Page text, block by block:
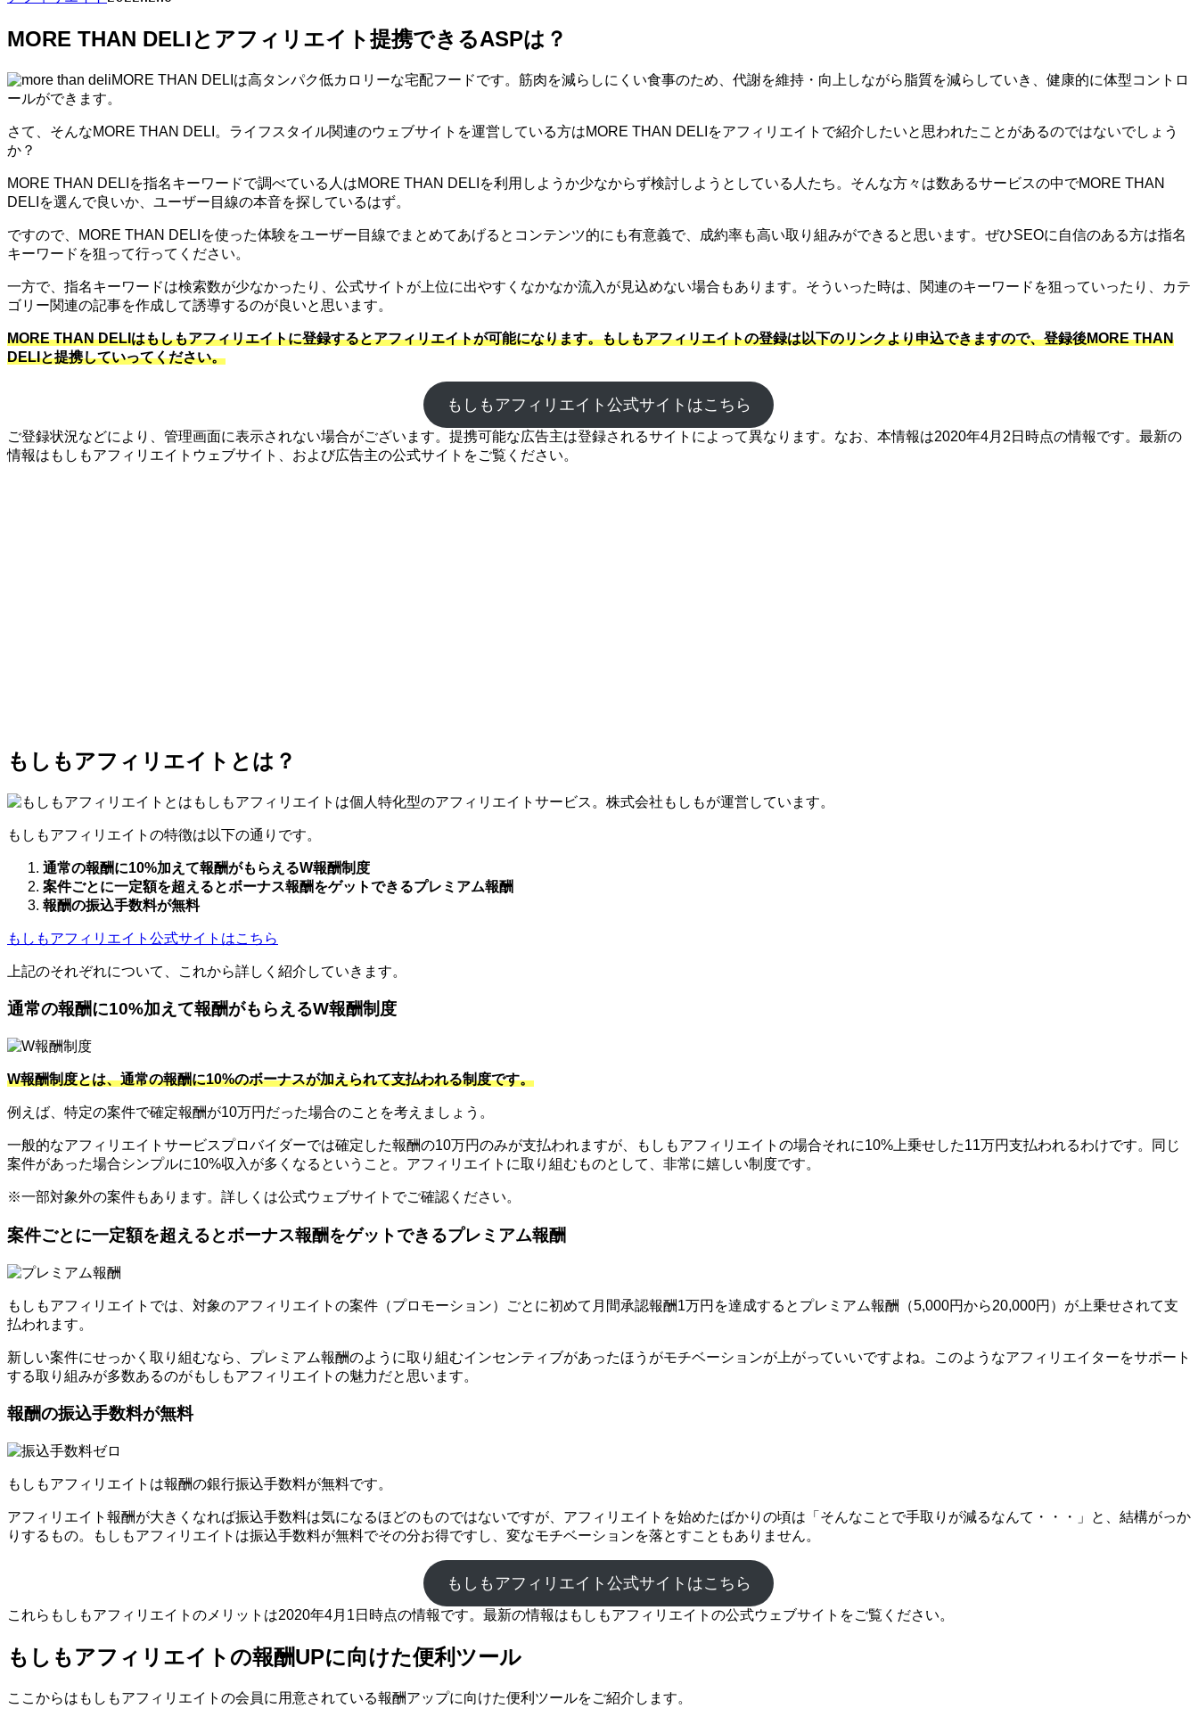
MORE THAN DELIとアフィリエイト提携できるASPは？
MORE THAN DELIは高タンパク低カロリーな宅配フードです。筋肉を減らしにくい食事のため、代謝を維持・向上しながら脂質を減らしていき、健康的に体型コントロ
ールができます。
さて、そんなMORE THAN DELI。ライフスタイル関連のウェブサイトを運営している方はMORE THAN DELIをアフィリエイトで紹介したいと思われたことがあるのではないでしょう
か？
MORE THAN DELIを指名キーワードで調べている人はMORE THAN DELIを利用しようか少なからず検討しようとしている人たち。そんな方々は数あるサービスの中でMORE THAN
DELIを選んで良いか、ユーザー目線の本音を探しているはず。
ですので、MORE THAN DELIを使った体験をユーザー目線でまとめてあげるとコンテンツ的にも有意義で、成約率も高い取り組みができると思います。ぜひSEOに自信のある方は指名
キーワードを狙って行ってください。
一方で、指名キーワードは検索数が少なかったり、公式サイトが上位に出やすくなかなか流入が見込めない場合もあります。そういった時は、関連のキーワードを狙っていったり、カテ
ゴリー関連の記事を作成して誘導するのが良いと思います。
MORE THAN DELIはもしもアフィリエイトに登録するとアフィリエイトが可能になります。もしもアフィリエイトの登録は以下のリンクより申込できますので、登録後MORE THAN
DELIと提携していってください。
もしもアフィリエイト公式サイトはこちら
ご登録状況などにより、管理画面に表示されない場合がございます。提携可能な広告主は登録されるサイトによって異なります。なお、本情報は2020年4月2日時点の情報です。最新の
情報はもしもアフィリエイトウェブサイト、および広告主の公式サイトをご覧ください。
もしもアフィリエイトとは？
もしもアフィリエイトは個人特化型のアフィリエイトサービス。株式会社もしもが運営しています。
もしもアフィリエイトの特徴は以下の通りです。
通常の報酬に10%加えて報酬がもらえるW報酬制度
案件ごとに一定額を超えるとボーナス報酬をゲットできるプレミアム報酬
報酬の振込手数料が無料
もしもアフィリエイト公式サイトはこちら
上記のそれぞれについて、これから詳しく紹介していきます。
通常の報酬に10%加えて報酬がもらえるW報酬制度
W報酬制度とは、通常の報酬に10%のボーナスが加えられて支払われる制度です。
例えば、特定の案件で確定報酬が10万円だった場合のことを考えましょう。
一般的なアフィリエイトサービスプロバイダーでは確定した報酬の10万円のみが支払われますが、もしもアフィリエイトの場合それに10%上乗せした11万円支払われるわけです。同じ
案件があった場合シンプルに10%収入が多くなるということ。アフィリエイトに取り組むものとして、非常に嬉しい制度です。
※一部対象外の案件もあります。詳しくは公式ウェブサイトでご確認ください。
案件ごとに一定額を超えるとボーナス報酬をゲットできるプレミアム報酬
もしもアフィリエイトでは、対象のアフィリエイトの案件（プロモーション）ごとに初めて月間承認報酬1万円を達成するとプレミアム報酬（5,000円から20,000円）が上乗せされて支
払われます。
新しい案件にせっかく取り組むなら、プレミアム報酬のように取り組むインセンティブがあったほうがモチベーションが上がっていいですよね。このようなアフィリエイターをサポート
する取り組みが多数あるのがもしもアフィリエイトの魅力だと思います。
報酬の振込手数料が無料
もしもアフィリエイトは報酬の銀行振込手数料が無料です。
アフィリエイト報酬が大きくなれば振込手数料は気になるほどのものではないですが、アフィリエイトを始めたばかりの頃は「そんなことで手取りが減るなんて・・・」と、結構がっか
りするもの。もしもアフィリエイトは振込手数料が無料でその分お得ですし、変なモチベーションを落とすこともありません。
もしもアフィリエイト公式サイトはこちら
これらもしもアフィリエイトのメリットは2020年4月1日時点の情報です。最新の情報はもしもアフィリエイトの公式ウェブサイトをご覧ください。
もしもアフィリエイトの報酬UPに向けた便利ツール
ここからはもしもアフィリエイトの会員に用意されている報酬アップに向けた便利ツールをご紹介します。